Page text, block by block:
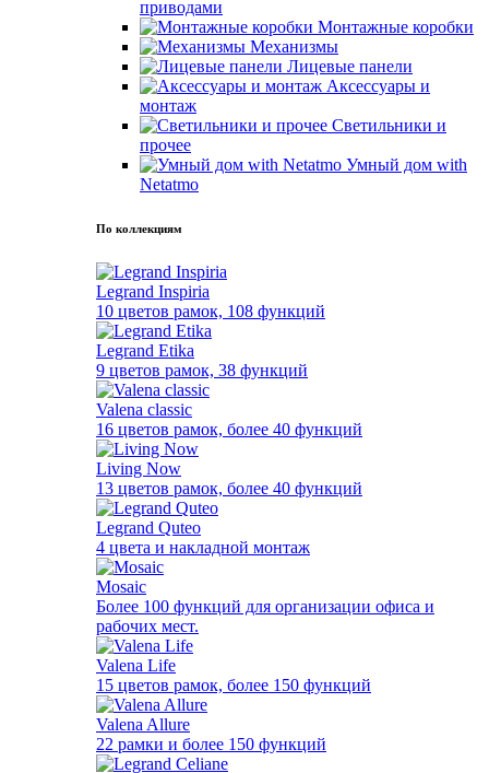
приводами
Монтажные коробки
Механизмы
Лицевые панели
Аксессуары и
монтаж
Светильники и
прочее
Умный дом with
Netatmo
По коллекциям
Legrand Inspiria
10 цветов рамок, 108 функций
Legrand Etika
9 цветов рамок, 38 функций
Valena classic
16 цветов рамок, более 40 функций
Living Now
13 цветов рамок, более 40 функций
Legrand Quteo
4 цвета и накладной монтаж
Mosaic
Более 100 функций для организации офиса и
рабочих мест.
Valena Life
15 цветов рамок, более 150 функций
Valena Allure
22 рамки и более 150 функций